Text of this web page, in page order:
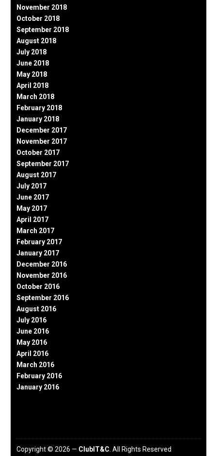
November 2018
October 2018
September 2018
August 2018
July 2018
June 2018
May 2018
April 2018
March 2018
February 2018
January 2018
December 2017
November 2017
October 2017
September 2017
August 2017
July 2017
June 2017
May 2017
April 2017
March 2017
February 2017
January 2017
December 2016
November 2016
October 2016
September 2016
August 2016
July 2016
June 2016
May 2016
April 2016
March 2016
February 2016
January 2016
Copyright © 2026 — ClubIT&C . All Rights Reserved